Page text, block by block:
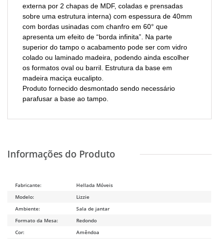
externa por 2 chapas de MDF, coladas e prensadas
sobre uma estrutura interna) com espessura de 40mm
com bordas usinadas com chanfro em 60° que
apresenta um efeito de “borda infinita”. Na parte
superior do tampo o acabamento pode ser com vidro
colado ou laminado madeira, podendo ainda escolher
os formatos oval ou barril. Estrutura da base em
madeira maciça eucalipto.
Produto fornecido desmontado sendo necessário
parafusar a base ao tampo.
Fabricante:
Hellada Móveis
Modelo:
Lizzie
Ambiente:
Sala de jantar
Formato da Mesa:
Redondo
Cor:
Amêndoa